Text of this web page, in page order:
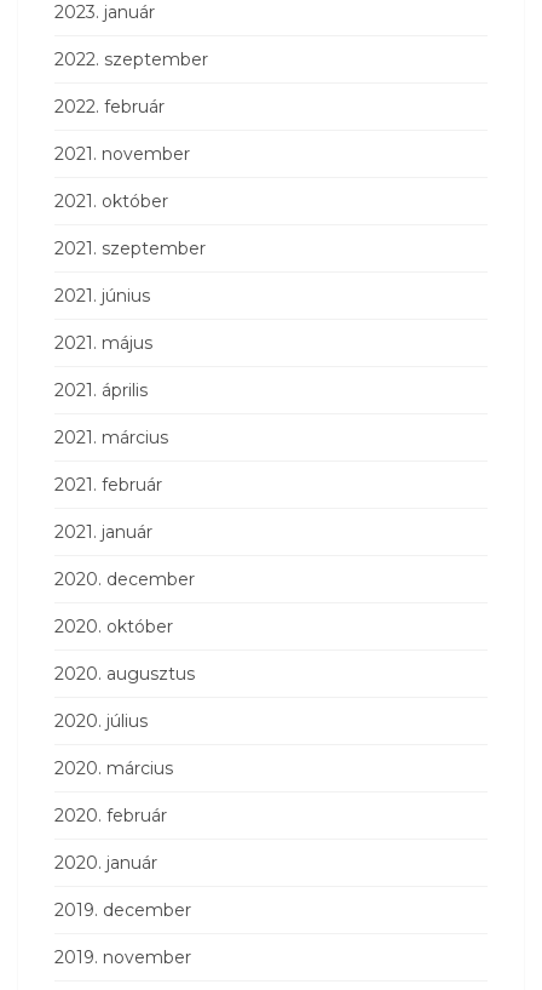
2023. január
2022. szeptember
2022. február
2021. november
2021. október
2021. szeptember
2021. június
2021. május
2021. április
2021. március
2021. február
2021. január
2020. december
2020. október
2020. augusztus
2020. július
2020. március
2020. február
2020. január
2019. december
2019. november